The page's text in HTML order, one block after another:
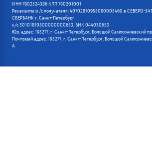
ИНН 7802524386 КПП 780201001
Реквизиты р /с получателя: 40702810955080005460 в
СБЕРБАНК г. Санкт-Петербург
к/с 30101810500000000653, БИК 044030653
Юр. адрес: 195277, г. Санкт-Петербург, Большой Сампсониевский
Почтовый адрес: 195277, г. Санкт-Петербург, Большой
А